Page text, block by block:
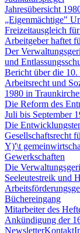
Jahresübersicht
„Eigenmächtige"
Freizeitausgleich
Arbeitgeber haftet
Der
und
Bericht über die 10.
Arbeitsrecht und
1980 in
Die Reform des
Juli bis September
Die
Gesellschaftsrecht
Y)'\t
Gewerkschaften
Die
Seeleutestreik und
Büchereingang
Mitarbeiter des
Ankündigung der
NewsletterKontakt